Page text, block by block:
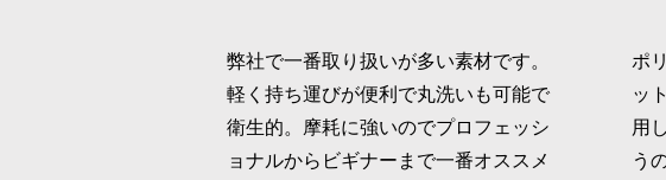
​弊社で一番取り扱いが多い素材です。
軽く持ち運びが便利で丸洗いも可能で
衛生的。摩耗に強いのでプロフェッシ
ョナルからビギナーまで一番オススメ
ポ
ッ
用
う